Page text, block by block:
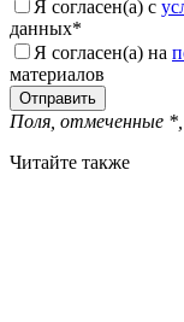
Я согласен(а) с
данных*
Я согласен(а) на
материалов
Поля, отмеченные *
Читайте также